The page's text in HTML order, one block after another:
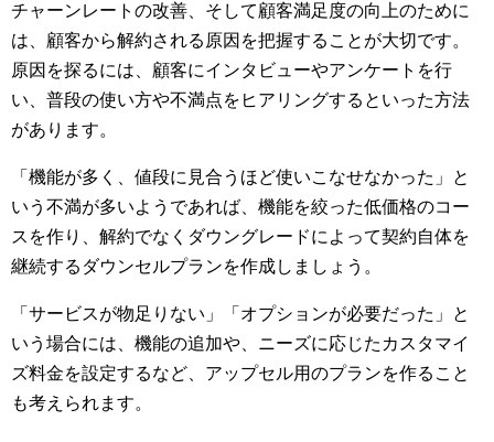
チャーンレートの改善、そして顧客満足度の向上のために
は、顧客から解約される原因を把握することが大切です。
原因を探るには、顧客にインタビューやアンケートを行
い、普段の使い方や不満点をヒアリングするといった方法
があります。
「機能が多く、値段に見合うほど使いこなせなかった」と
いう不満が多いようであれば、機能を絞った低価格のコー
スを作り、解約でなくダウングレードによって契約自体を
継続するダウンセルプランを作成しましょう。
「サービスが物足りない」「オプションが必要だった」と
いう場合には、機能の追加や、ニーズに応じたカスタマイ
ズ料金を設定するなど、アップセル用のプランを作ること
も考えられます。